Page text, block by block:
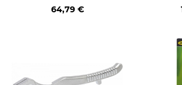
D KS TOOLS
64,79 €